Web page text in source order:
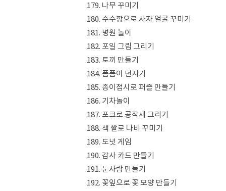
179. 나무 꾸미기
180. 수수깡으로 사자 얼굴 꾸미기
181. 병원 놀이
182. 포일 그림 그리기
183. 토끼 만들기
184. 폼폼이 던지기
185. 종이접시로 퍼즐 만들기
186. 기차놀이
187. 포크로 공작새 그리기
188. 색 쌀로 나비 꾸미기
189. 도넛 게임
190. 감사 카드 만들기
191. 눈사람 만들기
192. 꽃잎으로 꽃 모양 만들기